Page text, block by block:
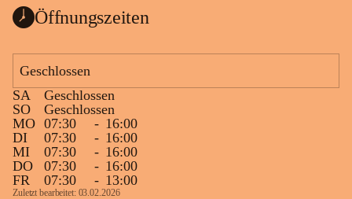
Öffnungszeiten
Geschlossen
SA
Geschlossen
SO
Geschlossen
MO 07:30 - 16:00
DI
07:30 - 16:00
MI
07:30 - 16:00
DO
07:30 - 16:00
FR
07:30 - 13:00
Zuletzt bearbeitet: 03.02.2026